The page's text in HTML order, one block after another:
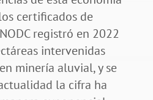
certificados de
registró en 2022
intervenidas
minería aluvial, y se
la cifra ha